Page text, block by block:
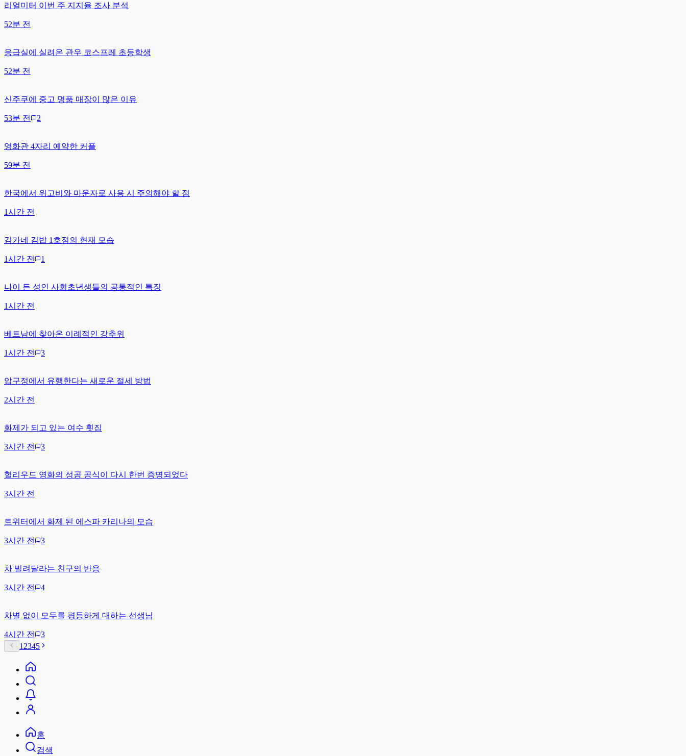
리얼미터 이번 주 지지율 조사 분석
52분 전
응급실에 실려온 관우 코스프레 초등학생
52분 전
신주쿠에 중고 명품 매장이 많은 이유
53분 전 2
영화관 4자리 예약한 커플
59분 전
한국에서 위고비와 마운자로 사용 시 주의해야 할 점
1시간 전
김가네 김밥 1호점의 현재 모습
1시간 전 1
나이 든 성인 사회초년생들의 공통적인 특징
1시간 전
베트남에 찾아온 이례적인 강추위
1시간 전 3
압구정에서 유행한다는 새로운 절세 방법
2시간 전
화제가 되고 있는 여수 횟집
3시간 전 3
헐리우드 영화의 성공 공식이 다시 한번 증명되었다
3시간 전
트위터에서 화제 된 에스파 카리나의 모습
3시간 전 3
차 빌려달라는 친구의 반응
3시간 전 4
차별 없이 모두를 평등하게 대하는 선생님
4시간 전
3
1 2345
홈
검색